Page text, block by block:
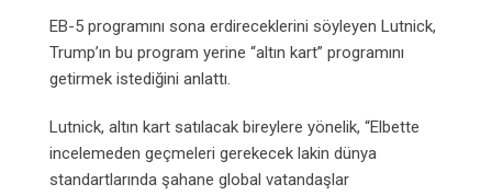
EB-5 programını sona erdireceklerini söyleyen Lutnick,
Trump’ın bu program yerine “altın kart” programını
getirmek istediğini anlattı.
Lutnick, altın kart satılacak bireylere yönelik, “Elbette
incelemeden geçmeleri gerekecek lakin dünya
standartlarında şahane global vatandaşlar